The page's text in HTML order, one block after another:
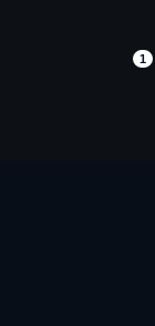
1